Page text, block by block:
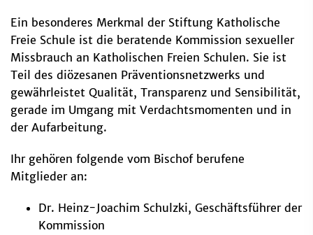
Ein besonderes Merkmal der Stiftung Katholische
Freie Schule ist die beratende Kommission sexueller
Missbrauch an Katholischen Freien Schulen. Sie ist
Teil des diözesanen Präventionsnetzwerks und
gewährleistet Qualität, Transparenz und Sensibilität,
gerade im Umgang mit Verdachtsmomenten und in
der Aufarbeitung.
Ihr gehören folgende vom Bischof berufene
Mitglieder an:
Dr. Heinz-Joachim Schulzki, Geschäftsführer der
Kommission